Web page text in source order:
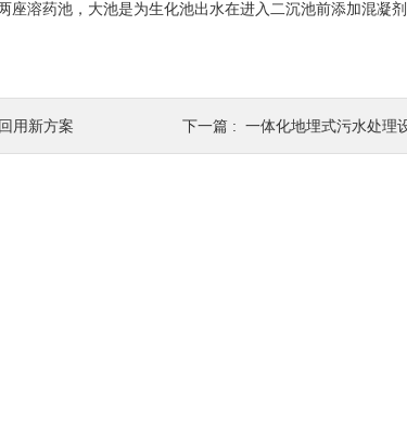
溶药池，大池是为生化池出水在进入二沉池前添加混凝剂
用新方案 下一篇 : 一体化地埋式污水处理